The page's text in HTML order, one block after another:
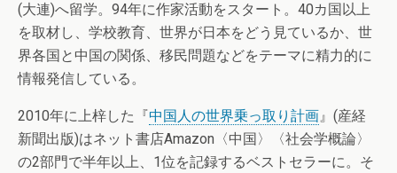
(大連)へ留学。94年に作家活動をスタート。40カ国以上
を取材し、学校教育、世界が日本をどう見ているか、世
界各国と中国の関係、移民問題などをテーマに精力的に
情報発信している。
2010年に上梓した『中国人の世界乗っ取り計画』(産経
新聞出版)はネット書店Amazon〈中国〉〈社会学概論〉
の2部門で半年以上、1位を記録するベストセラーに。そ